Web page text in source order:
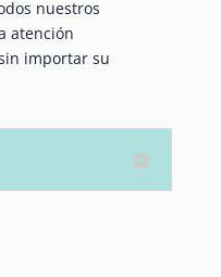
nuestros
atención
importar su